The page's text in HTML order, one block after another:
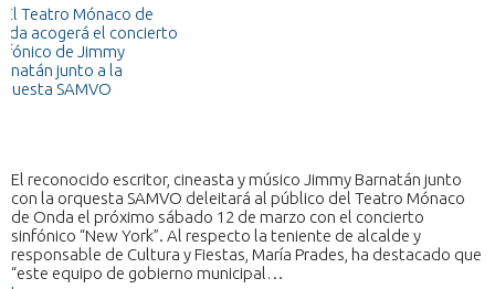
El reconocido escritor, cineasta y músico Jimmy Barnatán junto
con la orquesta SAMVO deleitará al público del Teatro Mónaco
de Onda el próximo sábado 12 de marzo con el concierto
sinfónico “New York”. Al respecto la teniente de alcalde y
responsable de Cultura y Fiestas, María Prades, ha destacado que
“este equipo de gobierno municipal…